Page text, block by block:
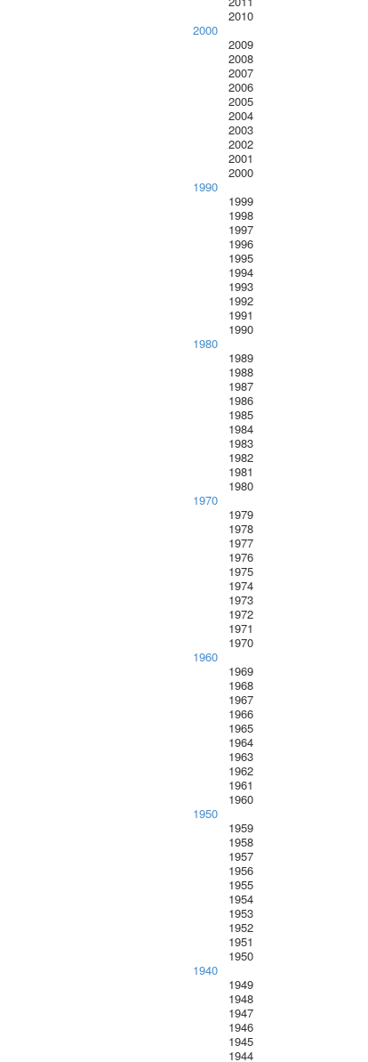
2010
2000
2009
2008
2007
2006
2005
2004
2003
2002
2001
2000
1990
1999
1998
1997
1996
1995
1994
1993
1992
1991
1990
1980
1989
1988
1987
1986
1985
1984
1983
1982
1981
1980
1970
1979
1978
1977
1976
1975
1974
1973
1972
1971
1970
1960
1969
1968
1967
1966
1965
1964
1963
1962
1961
1960
1950
1959
1958
1957
1956
1955
1954
1953
1952
1951
1950
1940
1949
1948
1947
1946
1945
1944